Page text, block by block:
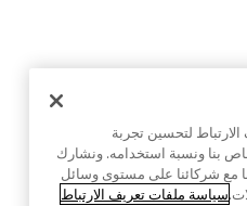
لتحسين تجربة
بنا ونسبة استخدامه. ونشارك
مع شركائنا على مستوى وسائل
سياسة ملفات تعريف الارتباط